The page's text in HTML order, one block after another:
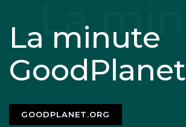
La minute
GoodPlanet
GOODPLANET.ORG